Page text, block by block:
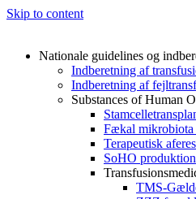
Skip to content
Nationale guidelines og
Indberetning af
Indberetning af
Substances of Human
Fækal mikrobiota
Terapeutisk
SoHO produktion
TMS-